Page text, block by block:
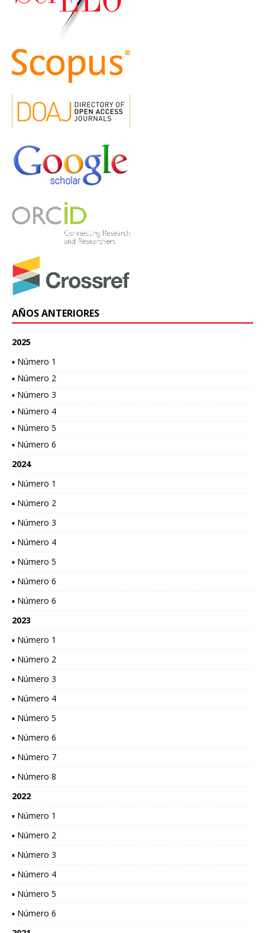
AÑOS ANTERIORES
2025
▪ Número 1
▪ Número 2
▪ Número 3
▪ Número 4
▪ Número 5
▪ Número 6
2024
▪ Número 1
▪ Número 2
▪ Número 3
▪ Número 4
▪ Número 5
▪ Número 6
▪ Número 6
2023
▪ Número 1
▪ Número 2
▪ Número 3
▪ Número 4
▪ Número 5
▪ Número 6
▪ Número 7
▪ Número 8
2022
▪ Número 1
▪ Número 2
▪ Número 3
▪ Número 4
▪ Número 5
▪ Número 6